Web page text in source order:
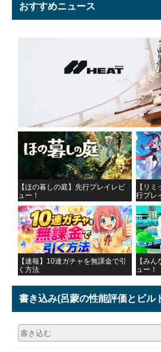
おすすめニュース
【ほの暮しの庭】先行プレイレビ
ュー！
【リ
行プレ
【速報】10連ガチャを無課金で引
く方法
【み
ュー！
書き込み(呂蒙の性能評価とビル